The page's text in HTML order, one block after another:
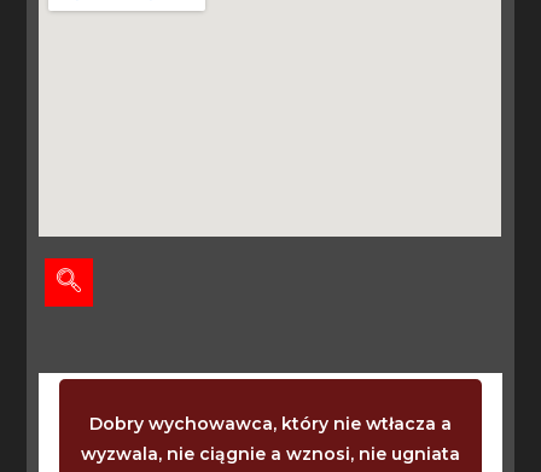
Dobry wychowawca, który nie wtłacza a
wyzwala, nie ciągnie a wznosi, nie ugniata